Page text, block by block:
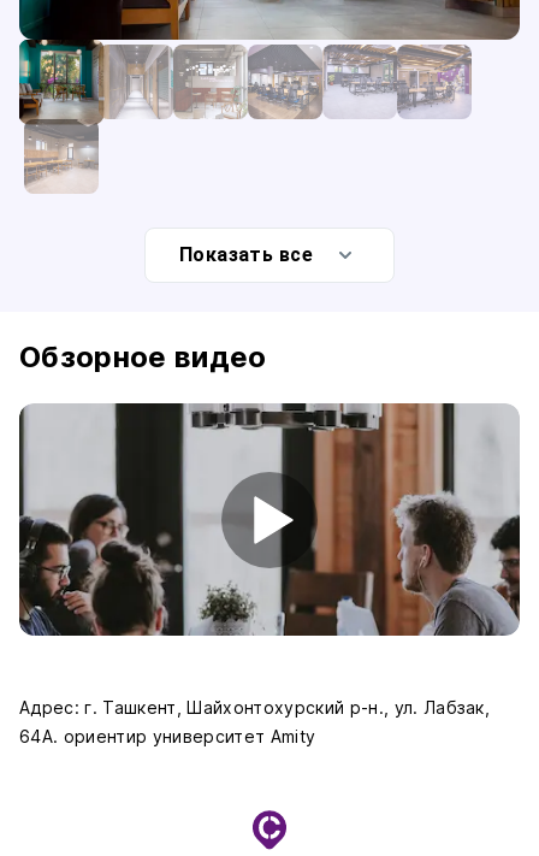
Показать все
Обзорное видео
Адрес: г. Ташкент, Шайхонтохурский р-н., ул. Лабзак,
64А. ориентир университет Amity